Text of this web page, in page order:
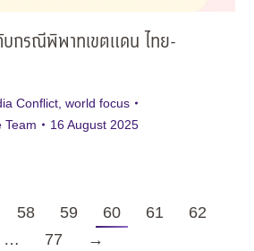
บกรณีพิพาทเขตแดน ไทย-
Conflict, world focus
Team 16 August 2025
58 59 60 61
62
…
77 →